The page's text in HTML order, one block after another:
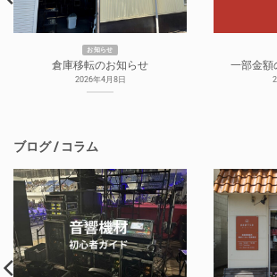
お知らせ
倉庫移転のお知らせ
2026年4月8日
一部金額
ブログ / コラム